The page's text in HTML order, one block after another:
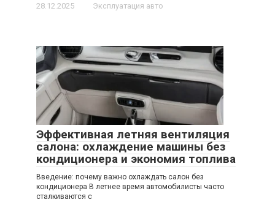
28.12.2025 Эксплуатация авто
Эффективная летняя вентиляция
салона: охлаждение машины без
кондиционера и экономия топлива
Введение: почему важно охлаждать салон без
кондиционера В летнее время автомобилисты часто
сталкиваются с